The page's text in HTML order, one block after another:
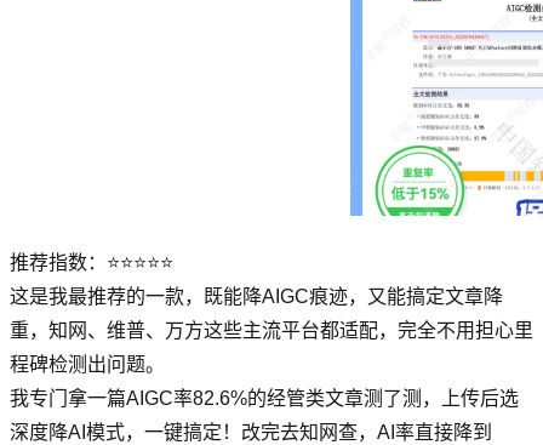
推荐指数：⭐⭐⭐⭐⭐
这是我最推荐的一款，既能降AIGC痕迹，又能搞定文章降
重，知网、维普、万方这些主流平台都适配，完全不用担心里
程碑检测出问题。
我专门拿一篇AIGC率82.6%的经管类文章测了测，上传后选
深度降AI模式，一键搞定！改完去知网查，AI率直接降到